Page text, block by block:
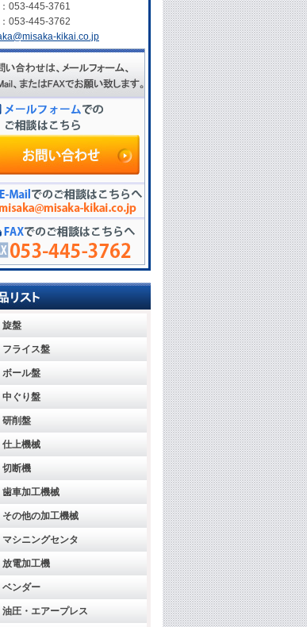
053-445-3761
053-445-3762
kikai.co.jp
旋盤
フライス盤
ボール盤
中ぐり盤
研削盤
仕上機械
切断機
歯車加工機械
その他の加工機械
マシニングセンタ
放電加工機
ベンダー
油圧・エアープレス